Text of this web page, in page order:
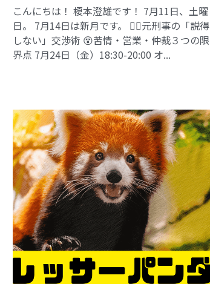
こんにちは！ 榎本澄雄です！ 7月11日、土曜
日。 7月14日は新月です。 🙅‍♂️元刑事の「説得
しない」交渉術 😵苦情・営業・仲裁３つの限
界点 7月24日（金）18:30-20:00 オ...